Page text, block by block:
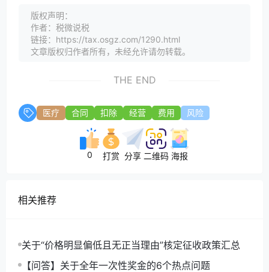
抬头的发票，也可以报销且公司可以全额税前扣
除。
参考依据一：
您好！ 您提交的问题已收悉，现针对您所提供的
信息回复如下：
版权声明：
作者：税微说税
链接：https://tax.osgz.com/1290.html
文章版权归作者所有，未经允许请勿转载。
THE END
医疗 合同 扣除 经营 费用 风险
0 打赏 分享 二维码 海报
相关推荐
关于“价格明显偏低且无正当理由”核定征收政策汇总
【问答】关于全年一次性奖金的6个热点问题